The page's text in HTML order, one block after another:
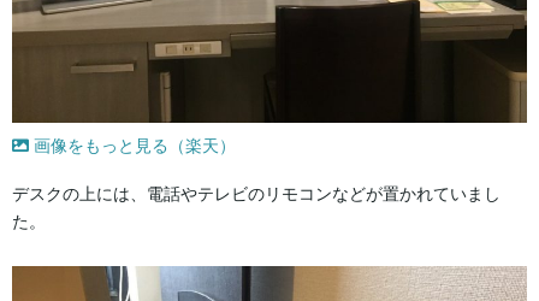
画像をもっと見る（楽天）
デスクの上には、電話やテレビのリモコンなどが置かれていまし
た。